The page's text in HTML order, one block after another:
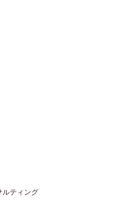
ルティング